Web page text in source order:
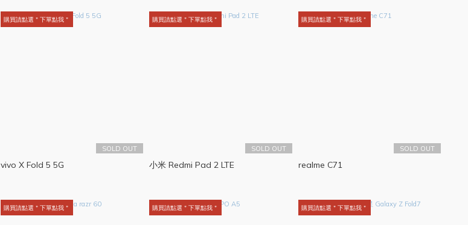
購買請點選＂下單點我＂
SOLD OUT
vivo X Fold 5 5G
購買請點選＂下單點我＂
SOLD OUT
小米 Redmi Pad 2 LTE
購買請點選＂下單點我＂
SOLD OUT
realme C71
購買請點選＂下單點我＂ 購買請點選＂下單點我＂ 購買請點選＂下單點我＂